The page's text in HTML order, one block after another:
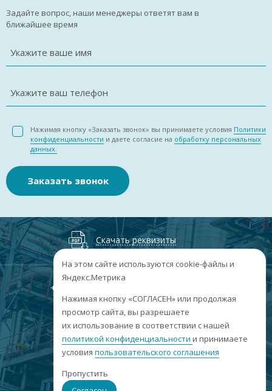
Задайте вопрос, наши менеджеры ответят вам в
ближайшее время
Укажите ваше имя
Укажите ваш телефон
Нажимая кнопку «Заказать звонок» вы принимаете условия Политики
конфиденциальности и даете согласие на обработку персональных
данных.
Заказать звонок
Скачать реквизиты
+7
г. Барнаул, пр. Ленина, 158А, Н1/204
пн-пт: 09:00-17:00
сб-вс: выходные
info@sibar22.ru
На этом сайте используются cookie-файлы и
Яндекс.Метрика
Нажимая кнопку «СОГЛАСЕН» или продолжая
просмотр сайта, вы разрешаете
их использование в соответствии с нашей
политикой конфиденциальности и принимаете
условия пользовательского соглашения
Пропустить